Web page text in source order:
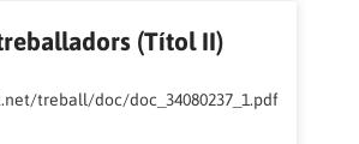
(Títol II)
treball/doc/doc_34080237_1.pdf